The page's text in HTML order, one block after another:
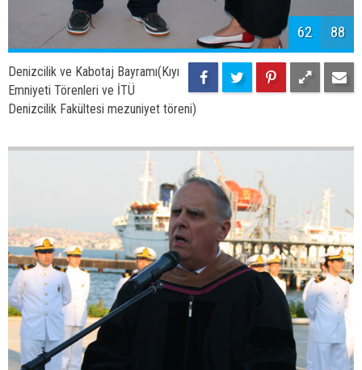
Denizcilik ve Kabotaj Bayramı(Kıyı
Emniyeti Törenleri ve İTÜ
Denizcilik Fakültesi mezuniyet töreni)
65